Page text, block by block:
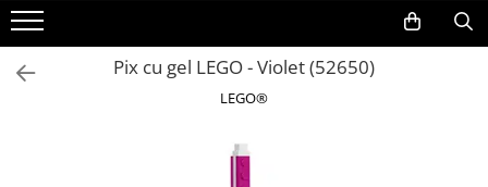
Bariere protectie pentru pat
Protectii mobilier
Pix cu gel LEGO - Violet (52650)
LEGO®